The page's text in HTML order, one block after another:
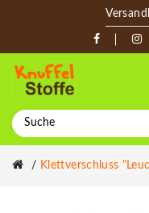
Klettverschluss